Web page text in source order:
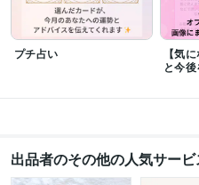
ibisPaint:3年
得意分野
占い タロット占い
心理学
語学力
プチ占い
【気
と今
出品者のその他の人気サービ